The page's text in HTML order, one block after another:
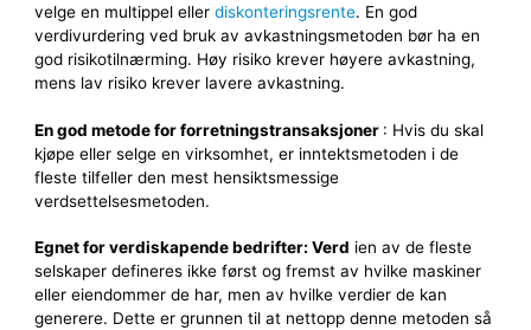
velge en multippel eller diskonteringsrente. En god
verdivurdering ved bruk av avkastningsmetoden bør ha en
god risikotilnærming. Høy risiko krever høyere avkastning,
mens lav risiko krever lavere avkastning.
En god metode for forretningstransaksjoner : Hvis du skal
kjøpe eller selge en virksomhet, er inntektsmetoden i de
fleste tilfeller den mest hensiktsmessige
verdsettelsesmetoden.
Egnet for verdiskapende bedrifter: Verd ien av de fleste
selskaper defineres ikke først og fremst av hvilke maskiner
eller eiendommer de har, men av hvilke verdier de kan
generere. Dette er grunnen til at nettopp denne metoden så